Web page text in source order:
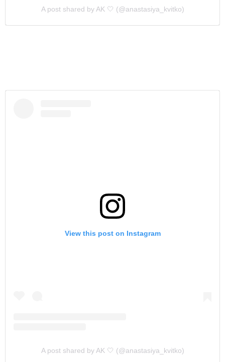
A post shared by AK 🤍 (@anastasiya_kvitko)
View this post on Instagram
A post shared by AK 🤍 (@anastasiya_kvitko)